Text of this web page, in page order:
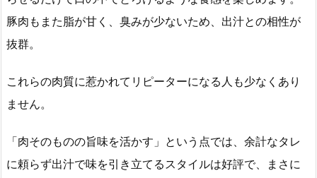
豚肉もまた脂が甘く、臭みが少ないため、出汁との相性が
抜群。
これらの肉質に惹かれてリピーターになる人も少なくあり
ません。
「肉そのものの旨味を活かす」という点では、余計なタレ
に頼らず出汁で味を引き立てるスタイルは好評で、まさに